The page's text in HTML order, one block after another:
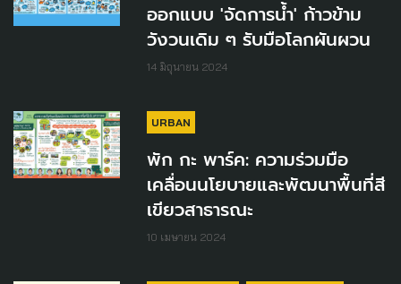
ออกแบบ 'จัดการน้ำ' ก้าวข้าม
วังวนเดิม ๆ รับมือโลกผันผวน
14 มิถุนายน 2024
URBAN
พัก กะ พาร์ค: ความร่วมมือ
เคลื่อนนโยบายและพัฒนาพื้นที่สี
เขียวสาธารณะ
10 เมษายน 2024